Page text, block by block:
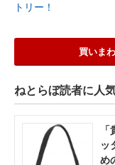
トリー！
買いま
ねとらぼ読者に人
ッ
め